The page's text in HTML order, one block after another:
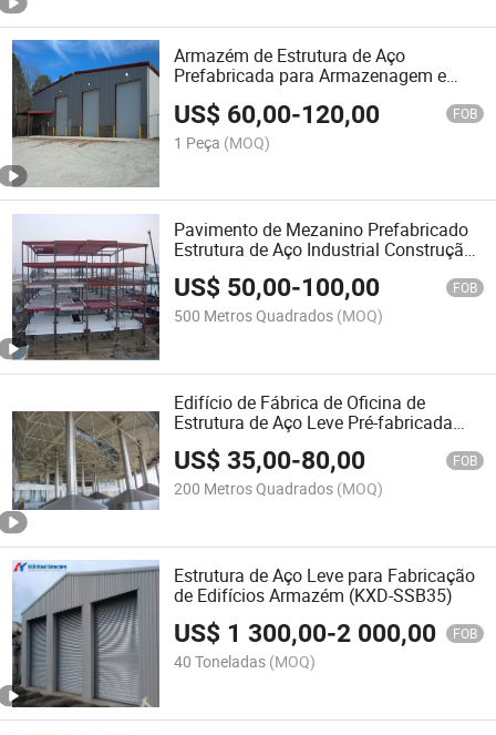
Armazém de Estrutura de Aço
Prefabricada para Armazenagem e
US$ 60,00-120,00 FOB
1 Peça (MOQ)
Pavimento de Mezanino Prefabricado
Estrutura de Aço Industrial Construção
de Edifícios
US$ 50,00-100,00 FOB
500 Metros Quadrados (MOQ)
Edifício de Fábrica de Oficina de
Estrutura de Aço Leve Pré-fabricada
(KXD-SSB34)
US$35,00-80,00 FOB
200 Metros Quadrados (MOQ)
Estrutura de Aço Leve para Fabricação
de Edifícios Armazém (KXD-SSB35)
US$ 1 300,00-2 000,00 FOB
40 Toneladas (MOQ)